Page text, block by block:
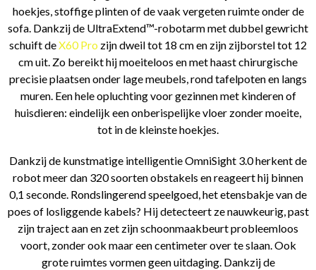
hoekjes, stoffige plinten of de vaak vergeten ruimte onder de
sofa. Dankzij de UltraExtend™-robotarm met dubbel gewricht
schuift deX60 Pro zijn dweil tot 18 cm en zijn zijborstel tot 12
cm uit. Zo bereikt hij moeiteloos en met haast chirurgische
precisie plaatsen onder lage meubels, rond tafelpoten en langs
muren. Een hele opluchting voor gezinnen met kinderen of
huisdieren: eindelijk een onberispelijke vloer zonder moeite,
tot in de kleinste hoekjes.
Dankzij de kunstmatige intelligentie OmniSight 3.0 herkent de
robot meer dan 320 soorten obstakels en reageert hij binnen
0,1 seconde. Rondslingerend speelgoed, het etensbakje van de
poes of losliggende kabels? Hij detecteert ze nauwkeurig, past
zijn traject aan en zet zijn schoonmaakbeurt probleemloos
voort, zonder ook maar een centimeter over te slaan. Ook
grote ruimtes vormen geen uitdaging. Dankzij de